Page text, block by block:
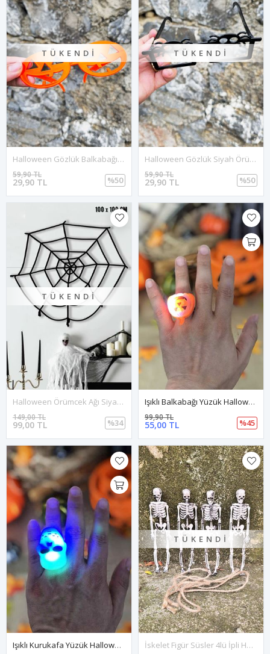
TÜKENDI
Halloween Gözlük Balkabağı Kesimli Turuncu Gözlük Plastik Cadılar Bayramı Gözlüğü
29,90 TL
59,90 TL
%50
TÜKENDI
Halloween Gözlük Siyah Örümcekli Gözlük Plastik Cadılar Bayramı Gözlüğü
29,90 TL
59,90 TL
%50
TÜKENDI
Halloween Örümcek Ağı Siyah 1x1 Metre Cadılar Bayramı Süsleri
99,00 TL
149,00 TL
%34
Işıklı Balkabağı Yüzük Halloween Parti Aksesuarları Cadılar Bayramı Yüzüğü
55,00 TL
99,90 TL
%45
Işıklı Kurukafa Yüzük Halloween Parti Aksesuarları Cadılar Bayramı Yüzüğü
TÜKENDI
İskelet Figür Süsler 4lü İpli Halloween Süsü İskeletler